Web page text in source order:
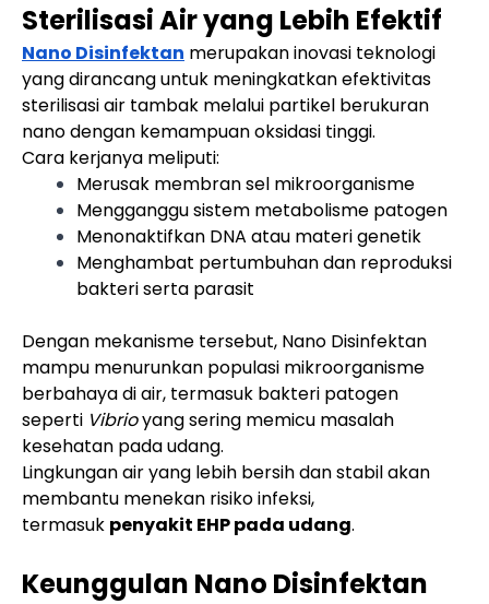
Sterilisasi Air yang Lebih Efektif
Nano Disinfektan merupakan inovasi teknologi
yang dirancang untuk meningkatkan efektivitas
sterilisasi air tambak melalui partikel berukuran
nano dengan kemampuan oksidasi tinggi.
Cara kerjanya meliputi:
Merusak membran sel mikroorganisme
Mengganggu sistem metabolisme patogen
Menonaktifkan DNA atau materi genetik
Menghambat pertumbuhan dan reproduksi
bakteri serta parasit
Dengan mekanisme tersebut, Nano Disinfektan
mampu menurunkan populasi mikroorganisme
berbahaya di air, termasuk bakteri patogen
seperti Vibrioyang sering memicu masalah
kesehatan pada udang.
Lingkungan air yang lebih bersih dan stabil akan
membantu menekan risiko infeksi,
termasuk penyakit EHP pada udang.
Keunggulan Nano Disinfektan